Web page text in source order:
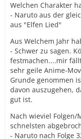
Welchen Charakter
- Naruto aus der
aus "Elfen Lied"
Aus Welchem Jahr
- Schwer zu sagen.
festmachen....mir
sehr geile Anime-
Grunde genommen
davon auszugehen,
gut ist.
Nach wieviel
schnelsten
- Naruto nach Folge